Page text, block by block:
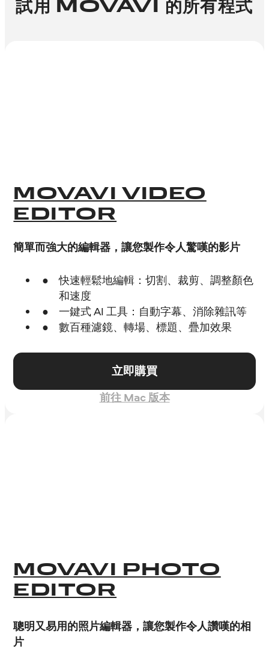
試用 MOVAVI 的所有程式
MOVAVI VIDEO
EDITOR
簡單而強大的編輯器，讓您製作令人驚嘆的影片
快速輕鬆地編輯：切割、裁剪、調整顏色
和速度
一鍵式 AI 工具：自動字幕、消除雜訊等
數百種濾鏡、轉場、標題、疊加效果
立即購買
前往 Mac 版本
MOVAVI PHOTO
EDITOR
聰明又易用的照片編輯器，讓您製作令人讚嘆的相
片